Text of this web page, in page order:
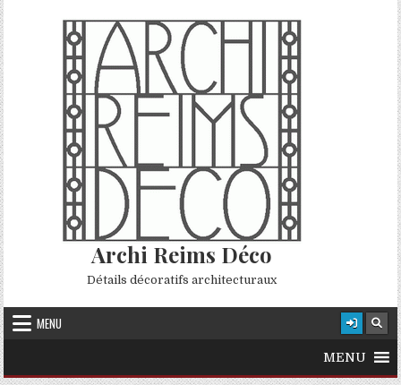
Skip to content
Archi Reims Déco
Détails décoratifs architecturaux
MENU
MENU